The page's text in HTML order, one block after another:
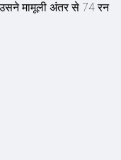
उसने मामूली अंतर से 74 रन